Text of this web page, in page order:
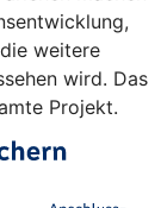
weitere
wird. Das
Projekt.